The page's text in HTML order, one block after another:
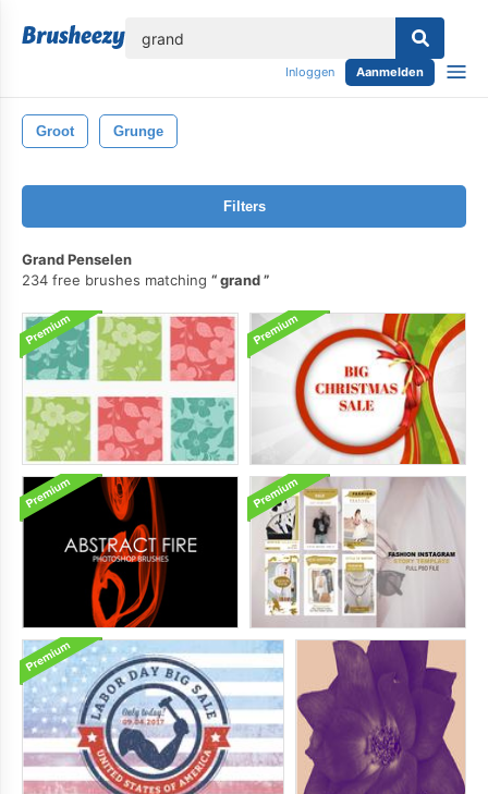
Inloggen Aanmelden
Groot Grunge
Filters
Grand Penselen
234 free brushes matching
grand